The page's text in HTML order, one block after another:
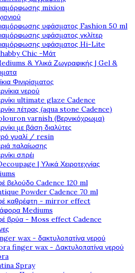
mixion
υφάσματος Fashion 50 ml
υφάσματος γκλίτερ
υφάσματος Hi-Lite
Chic -Μάτ
& Υλικά Ζωγραφικής | Gel &
Φινιρίσματος
νερού
ultimate glaze Cadence
πέτρας (aqua stone Cadence)
varnish (Βερνικόχρωμα)
με βάση διαλύτες
γυαλί / resin
παλαίωσης
σπρέι
| Υλικά Χειροτεχνίας
βελούδο Cadence 120 ml
Powder Cadence 70 ml
καθρέφτη - mirror effect
Mediums
βρύα - Moss effect Cadence
wax - δακτυλοπατίνα νερού
finger wax - Δακτυλοπατίνα νερού
Spray